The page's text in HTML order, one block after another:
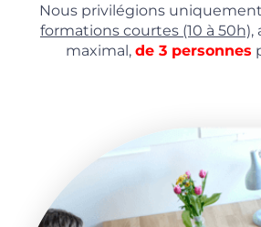
Nous privilégions
formations courtes (10 à 50h),
maximal, de 3 personnes